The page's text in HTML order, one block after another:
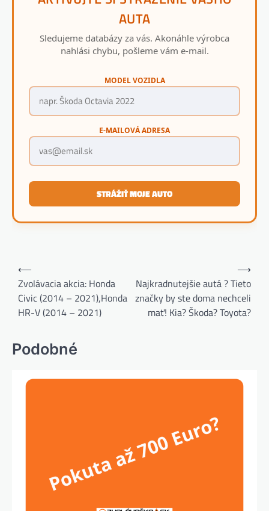
AUTA
Sledujeme databázy za vás. Akonáhle výrobca
nahlási chybu, pošleme vám e-mail.
MODEL VOZIDLA
E-MAILOVÁ ADRESA
STRÁŽIŤ MOJE AUTO
Navigácia
článku
⟵
Zvolávacia akcia: Honda
Civic (2014 – 2021),Honda
HR-V (2014 – 2021)
Najkradnutejšie autá ? Tieto
značky by ste doma nechceli
mať! Kia? Škoda? Toyota?
⟶
Podobné